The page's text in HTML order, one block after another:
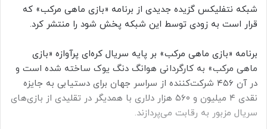
شبکه نتفلیکس گزیده جدیدی از برنامه «بازی ماهی مرکب»‌ که
قرار است به زودی توسط این شبکه پخش شود را منتشر کرد.
برنامه «بازی ماهی مرکب»‌ بر پایه سریال کره‌ای پرآوازه «بازی
ماهی مرکب»‌ به کارگردانی هوانگ دنگ یوک ساخته شده است و
در آن ۴۵۶ شرکت‌کننده از سراسر جهان برای دستیابی به جایزه
نقدی ۴ میلیون و ۵۶۰ هزار دلاری با همدیگر در تقلیدی از بازی‌های
سریال مزبور به رقابت می‌پردازند.